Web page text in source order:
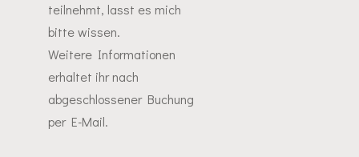
teilnehmt, lasst es mich
bitte wissen.
Weitere Informationen
erhaltet ihr nach
abgeschlossener Buchung
per E-Mail.